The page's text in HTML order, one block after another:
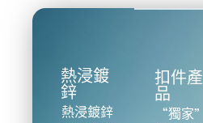
熱浸鍍
鋅
熱浸鍍鋅
扣件產
品
“獨家”